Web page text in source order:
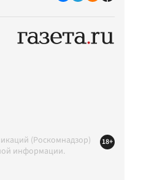
(Роскомнадзор)
информации.
18+